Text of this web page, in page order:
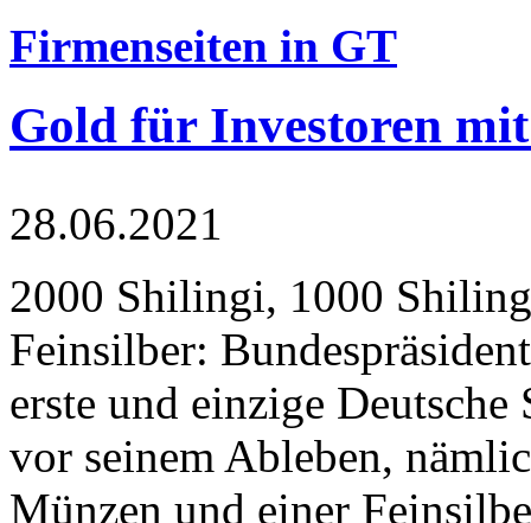
Firmenseiten in GT
Gold für Investoren
28.06.2021
2000 Shilingi, 1000
Feinsilber:
erste und einzige Deutsche
vor seinem Ableben,
Münzen und einer